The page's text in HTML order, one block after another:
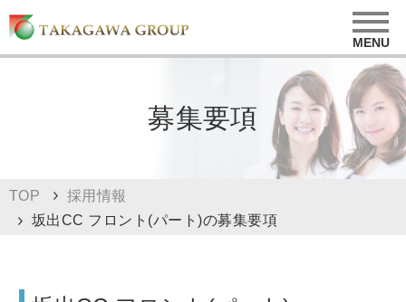
募集要項
TOP
採用情報
坂出CC フロント(パート)の募集要項